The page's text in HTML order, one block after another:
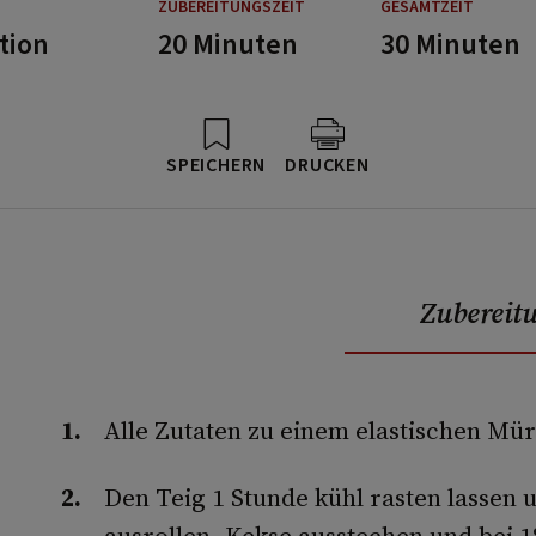
ZUBEREITUNGSZEIT GESAMTZEIT
20 Minuten 30 Minuten
SPEICHERN DRUCKEN
Alle Zutaten zu einem elastischen
Den Teig 1 Stunde kühl rasten lassen